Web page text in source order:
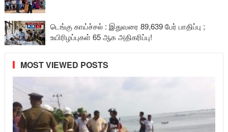
டெங்கு காய்ச்சல் : இதுவரை 89,639 பேர் பாதிப்பு ;
உயிரிழப்புகள் 65 ஆக அதிகரிப்பு!
MOST VIEWED POSTS